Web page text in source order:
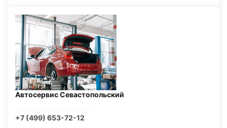
Автосервис Севастопольский
+7 (499) 653-72-12